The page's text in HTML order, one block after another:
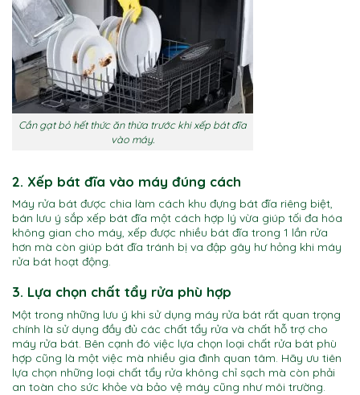
Cần gạt bỏ hết thức ăn thừa trước khi xếp bát đĩa
vào máy.
2. Xếp bát đĩa vào máy đúng cách
Máy rửa bát được chia làm cách khu đựng bát đĩa riêng biệt,
bán lưu ý sắp xếp bát đĩa một cách hợp lý vừa giúp tối đa hóa
không gian cho máy, xếp được nhiều bát đĩa trong 1 lần rửa
hơn mà còn giúp bát đĩa tránh bị va đập gây hư hỏng khi máy
rửa bát hoạt động.
3. Lựa chọn chất tẩy rửa phù hợp
Một trong những lưu ý khi sử dụng máy rửa bát rất quan trọng
chính là sử dụng đầy đủ các chất tẩy rửa và chất hỗ trợ cho
máy rửa bát. Bên cạnh đó việc lựa chọn loại chất rửa bát phù
hợp cũng là một việc mà nhiều gia đình quan tâm. Hãy ưu tiên
lựa chọn những loại chất tẩy rửa không chỉ sạch mà còn phải
an toàn cho sức khỏe và bảo vệ máy cũng như môi trường.